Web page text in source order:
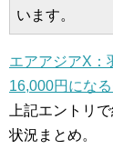
います。
エアアジアX：
16,000円にな
上記エントリ
状況まとめ。